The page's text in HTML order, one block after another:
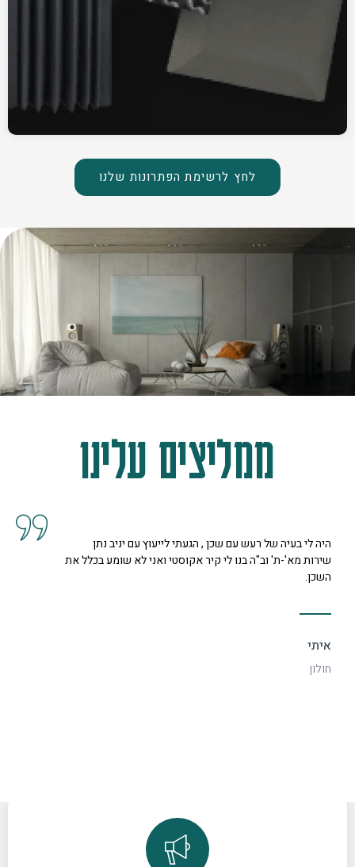
לחץ לרשימת הפתרונות שלנו
ממליצים עלינו
קיבלנו שרות מצוין, הסברים ותשובות לכל השאלות מנציגה
נחמדה מאוד בשם קרן היא המליצה לנו על פיתרון להד בחלל
דקורטיבי ויפה.
ספיר
רמת גן